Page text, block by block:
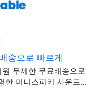
송으로 빠르게
무제한 무료배송으로
한 미니스피커 사운드를